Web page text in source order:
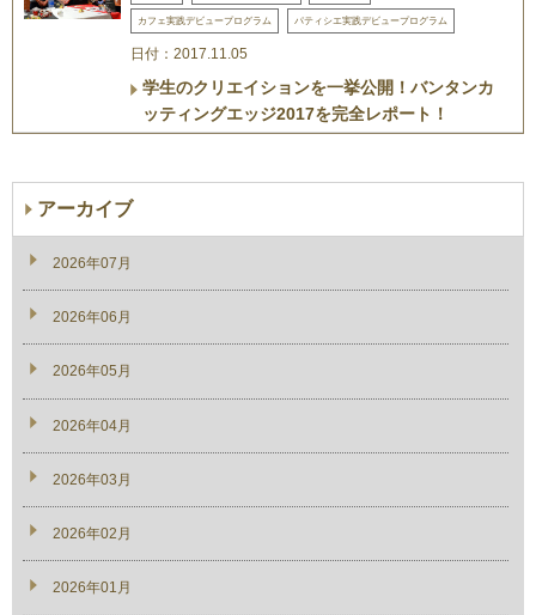
カフェ実践デビュープログラム パティシエ実践デビュープログラム
日付：2017.11.05
学生のクリエイションを一挙公開！バンタンカ
ッティングエッジ2017を完全レポート！
アーカイブ
2026年07月
2026年06月
2026年05月
2026年04月
2026年03月
2026年02月
2026年01月